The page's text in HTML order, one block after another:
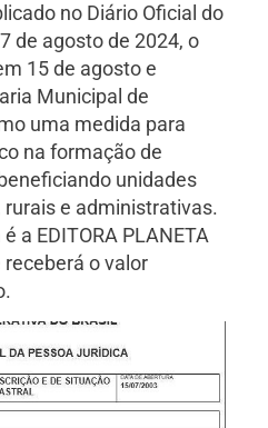
no Diário Oficial do
de agosto de 2024, o
15 de agosto e
Municipal de
uma medida para
na formação de
unidades
e administrativas.
a EDITORA PLANETA
receberá o valor